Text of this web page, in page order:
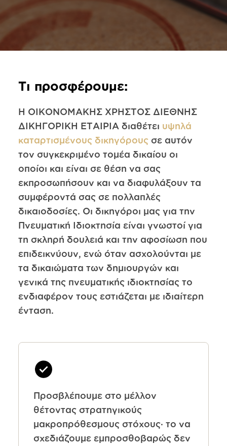
Τι προσφέρουμε:
Η ΟΙΚΟΝΟΜΑΚΗΣ ΧΡΗΣΤΟΣ ΔΙΕΘΝΗΣ
ΔΙΚΗΓΟΡΙΚΗ ΕΤΑΙΡΙΑ διαθέτει υψηλά
καταρτισμένους δικηγόρουςσε αυτόν
τον συγκεκριμένο τομέα δικαίου οι
οποίοι και είναι σε θέση να σας
εκπροσωπήσουν και να διαφυλάξουν τα
συμφέροντά σας σε πολλαπλές
δικαιοδοσίες. Οι δικηγόροι μας για την
Πνευματική Ιδιοκτησία είναι γνωστοί για
τη σκληρή δουλειά και την αφοσίωση που
επιδεικνύουν, ενώ όταν ασχολούνται με
τα δικαιώματα των δημιουργών και
γενικά της πνευματικής ιδιοκτησίας το
ενδιαφέρον τους εστιάζεται με ιδιαίτερη
ένταση.
Προσβλέπουμε στο μέλλον
θέτοντας στρατηγικούς
μακροπρόθεσμους στόχους· το να
σχεδιάζουμε εμπροσθοβαρώς δεν